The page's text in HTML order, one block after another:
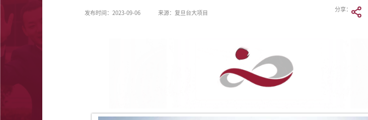
发布时间：2023-09-06 来源：复旦台大项目
分享：